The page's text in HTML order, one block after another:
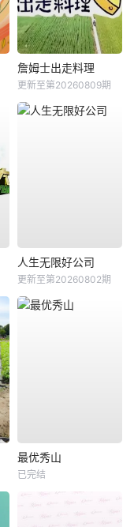
詹姆士出走料理
更新至第20260809期
人生无限好公司
更新至第20260802期
最优秀山
已完结